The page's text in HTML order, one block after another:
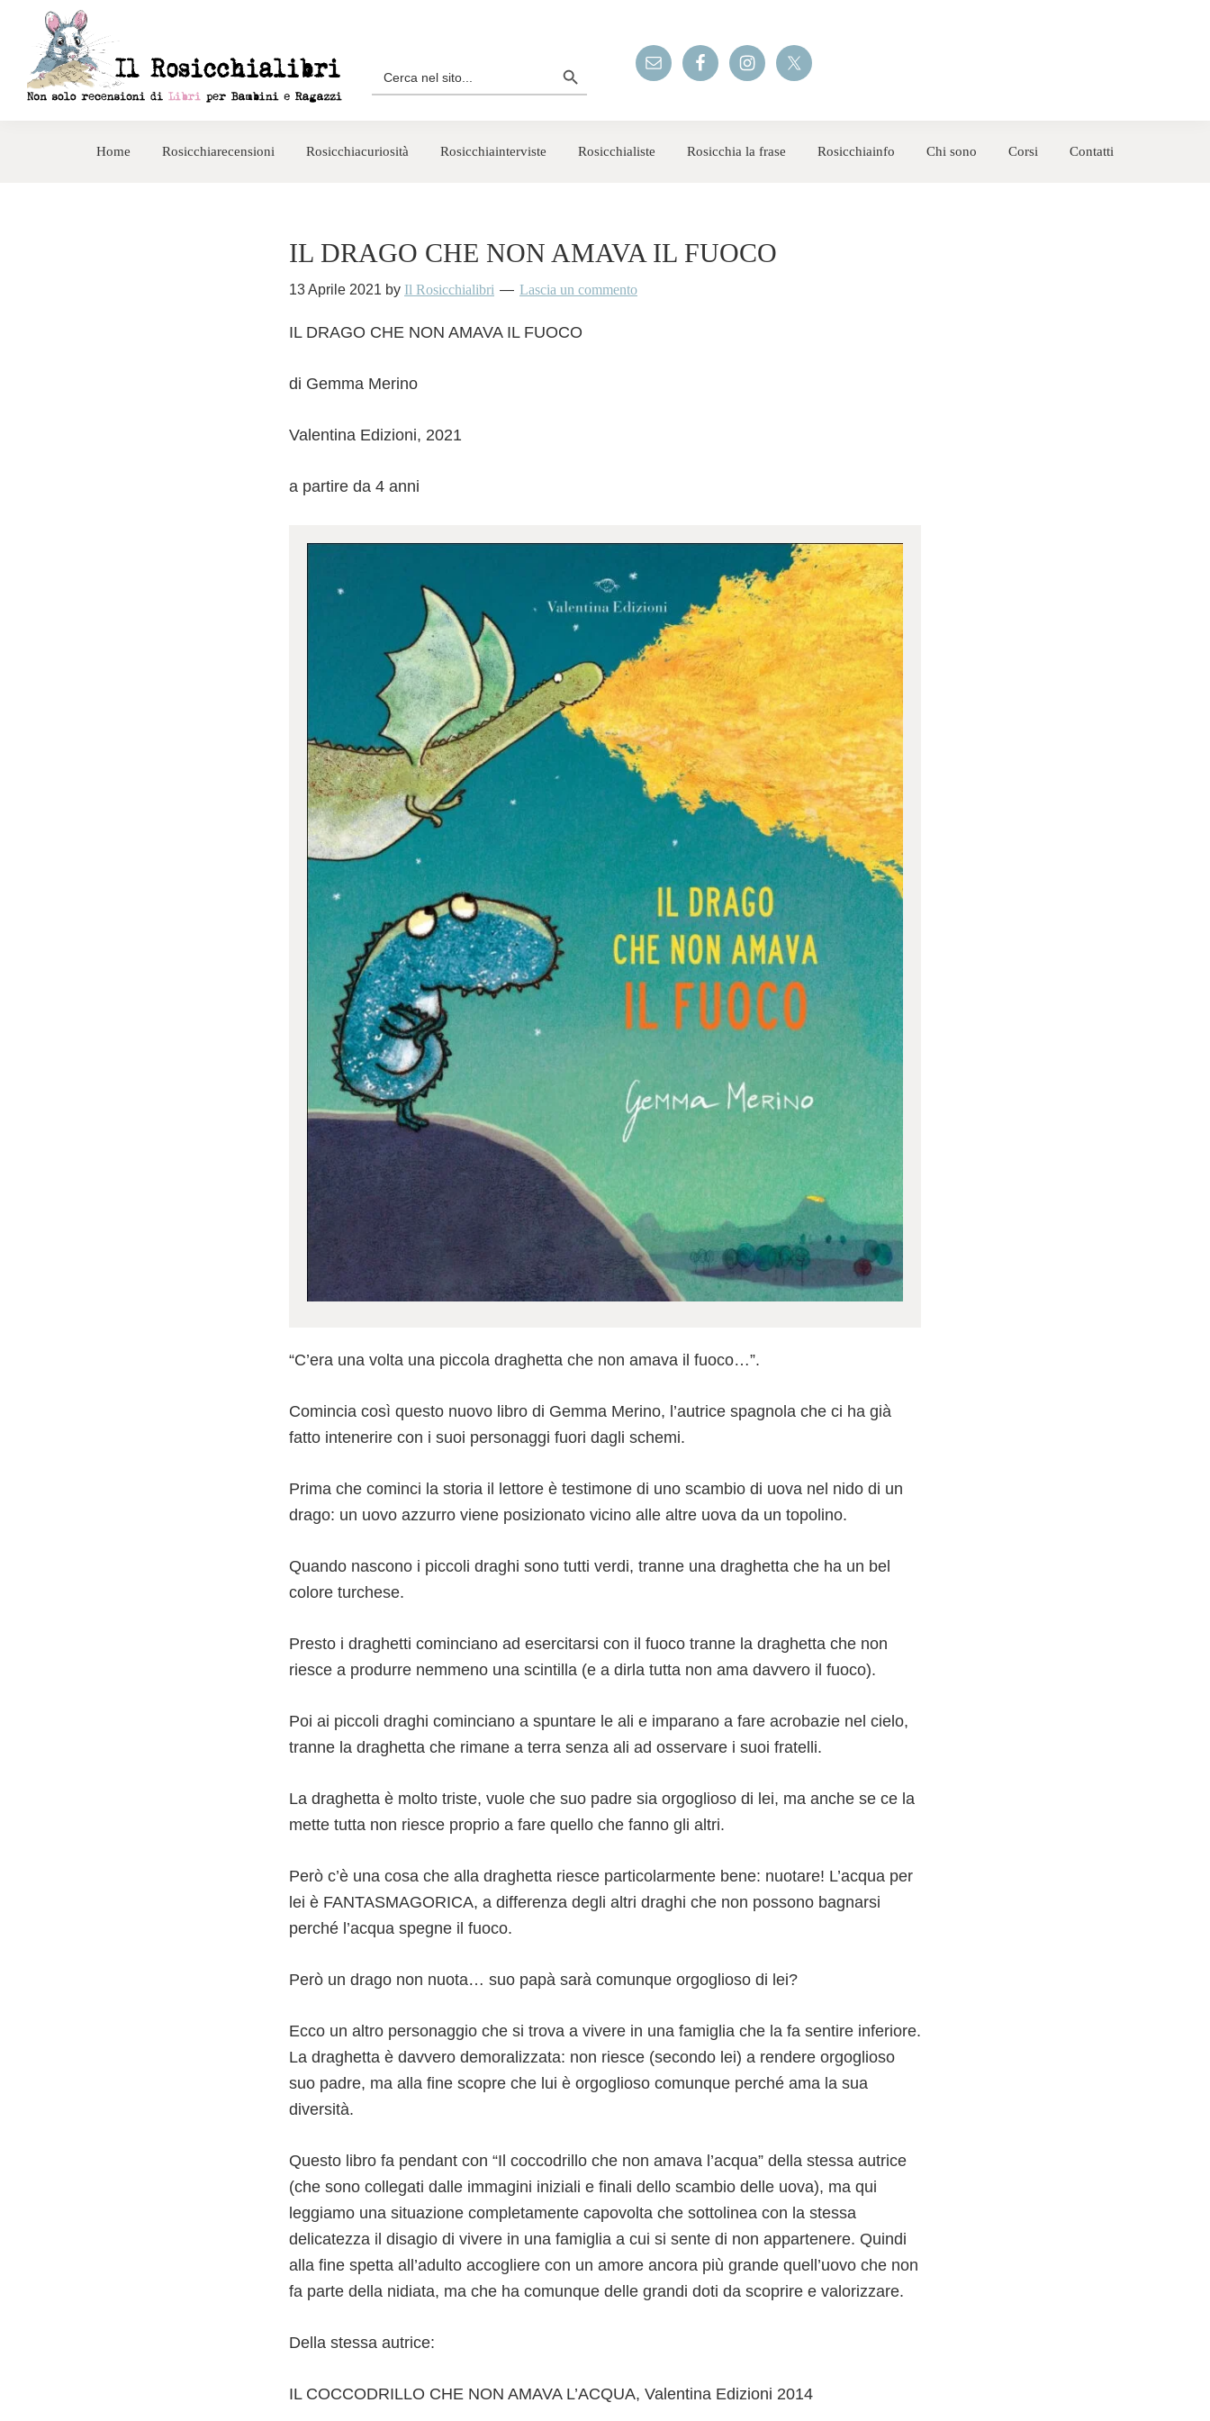
navigazione
primaria
contenuto
principale
Search
for:
Home Rosicchiarecensioni Rosicchiacuriosità Rosicchiainterviste Rosicchialiste Rosicchia la frase Rosicchiainfo Chi sono Corsi Contatti
IL DRAGO CHE NON AMAVA IL FUOCO
13 Aprile 2021 by Il Rosicchialibri Lascia un commento
IL DRAGO CHE NON AMAVA IL FUOCO
di Gemma Merino
Valentina Edizioni, 2021
a partire da 4 anni
“C’era una volta una piccola draghetta che non amava il fuoco…”.
Comincia così questo nuovo libro di Gemma Merino, l’autrice spagnola che ci ha già
fatto intenerire con i suoi personaggi fuori dagli schemi.
Prima che cominci la storia il lettore è testimone di uno scambio di uova nel nido di un
drago: un uovo azzurro viene posizionato vicino alle altre uova da un topolino.
Quando nascono i piccoli draghi sono tutti verdi, tranne una draghetta che ha un bel
colore turchese.
Presto i draghetti cominciano ad esercitarsi con il fuoco tranne la draghetta che non
riesce a produrre nemmeno una scintilla (e a dirla tutta non ama davvero il fuoco).
Poi ai piccoli draghi cominciano a spuntare le ali e imparano a fare acrobazie nel cielo,
tranne la draghetta che rimane a terra senza ali ad osservare i suoi fratelli.
La draghetta è molto triste, vuole che suo padre sia orgoglioso di lei, ma anche se ce la
mette tutta non riesce proprio a fare quello che fanno gli altri.
Però c’è una cosa che alla draghetta riesce particolarmente bene: nuotare! L’acqua per
lei è FANTASMAGORICA, a differenza degli altri draghi che non possono bagnarsi
perché l’acqua spegne il fuoco.
Però un drago non nuota… suo papà sarà comunque orgoglioso di lei?
Ecco un altro personaggio che si trova a vivere in una famiglia che la fa sentire inferiore.
La draghetta è davvero demoralizzata: non riesce (secondo lei) a rendere orgoglioso
suo padre, ma alla fine scopre che lui è orgoglioso comunque perché ama la sua
diversità.
Questo libro fa pendant con “Il coccodrillo che non amava l’acqua” della stessa autrice
(che sono collegati dalle immagini iniziali e finali dello scambio delle uova), ma qui
leggiamo una situazione completamente capovolta che sottolinea con la stessa
delicatezza il disagio di vivere in una famiglia a cui si sente di non appartenere. Quindi
alla fine spetta all’adulto accogliere con un amore ancora più grande quell’uovo che non
fa parte della nidiata, ma che ha comunque delle grandi doti da scoprire e valorizzare.
Della stessa autrice:
IL COCCODRILLO CHE NON AMAVA L’ACQUA, Valentina Edizioni 2014